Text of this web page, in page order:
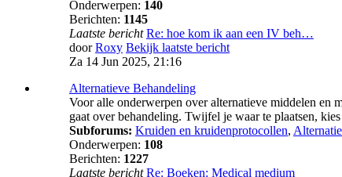
Onderwerpen: 140
Berichten: 1145
Laatste bericht Re: hoe kom ik aan een IV beh…
doorRoxy Bekijk laatste bericht
Za 14 Jun 2025, 21:16
Alternatieve Behandeling
Voor alle onderwerpen over alternatieve middelen en
gaat over behandeling. Twijfel je waar te plaatsen,
Subforums: Kruiden en kruidenprotocollen,
Onderwerpen: 108
Berichten: 1227
Laatste bericht Re: Boeken: Medical medium